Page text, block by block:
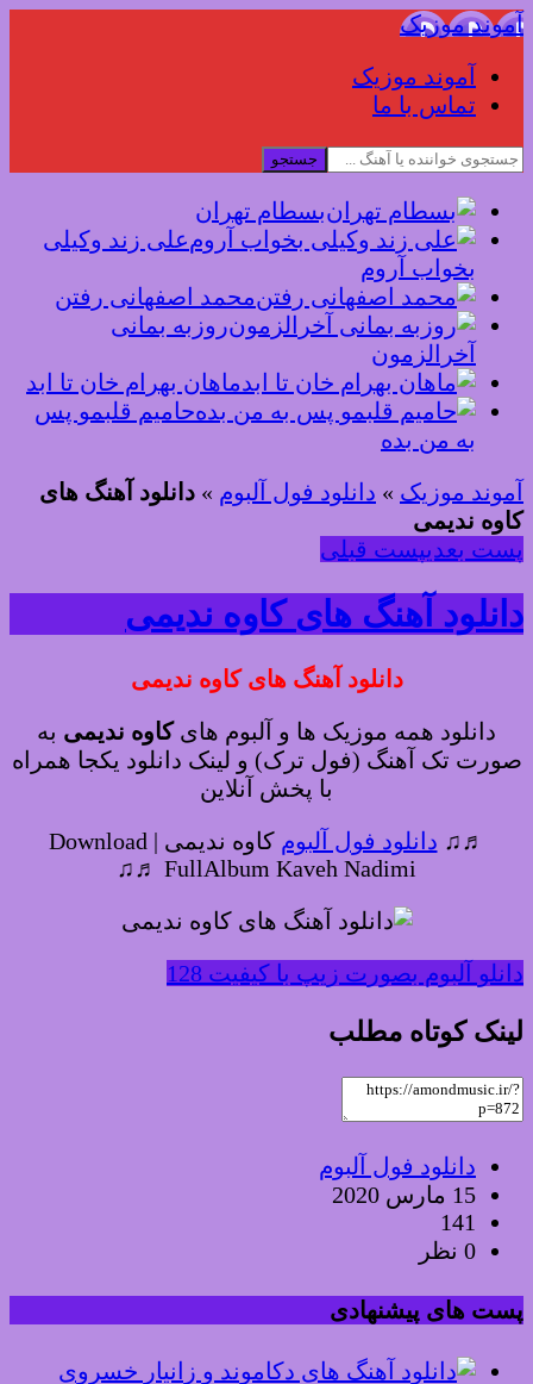
آموند موزیک
آموند موزیک
تماس با ما
جستجو
بسطام تهران
علی زند وکیلی
بخواب آروم
محمد اصفهانی رفتن
روزبه بمانی
آخرالزمون
ماهان بهرام خان تا ابد
حامیم قلبمو پس
به من بده
آموند موزیک » دانلود فول آلبوم » دانلود آهنگ های
کاوه ندیمی
پست بعدیپست قبلی
دانلود آهنگ های کاوه ندیمی
دانلود آهنگ های کاوه ندیمی
دانلود همه موزیک ها و آلبوم هایکاوه ندیمی به
صورت تک آهنگ (فول ترک) و لینک دانلود یکجا همراه
با پخش آنلاین
♬♫ دانلود فول آلبوم
کاوه ندیمی | Download
FullAlbum Kaveh Nadimi ♬♫
دانلو آلبوم بصورت زیپ با کیفیت 128
لینک کوتاه مطلب
دانلود فول آلبوم
15 مارس 2020
141
0 نظر
پست های پیشنهادی